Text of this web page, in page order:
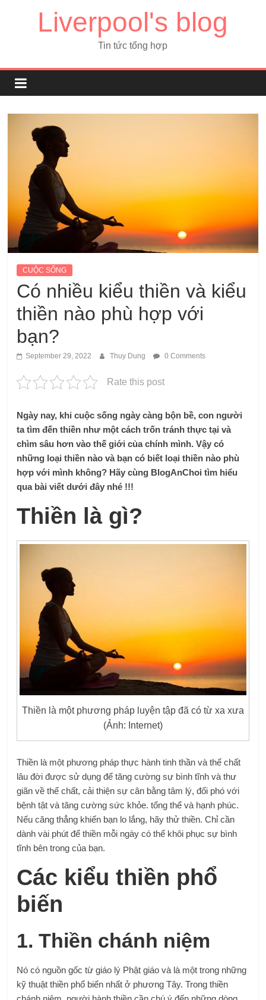
Liverpool's blog
Tin tức tổng hợp
CUỘC SỐNG
Có nhiều kiểu thiền và kiểu
thiền nào phù hợp với
bạn?
September 29, 2022 Thuy Dung 0 Comments
Rate this post
Ngày nay, khi cuộc sống ngày càng bộn bề, con người
ta tìm đến thiền như một cách trốn tránh thực tại và
chìm sâu hơn vào thế giới của chính mình. Vậy có
những loại thiền nào và bạn có biết loại thiền nào phù
hợp với mình không? Hãy cùng BlogAnChoi tìm hiểu
qua bài viết dưới đây nhé !!!
Thiền là gì?
Thiền là một phương pháp luyện tập đã có từ xa xưa
(Ảnh: Internet)
Thiền là một phương pháp thực hành tinh thần và thể chất
lâu đời được sử dụng để tăng cường sự bình tĩnh và thư
giãn về thể chất, cải thiện sự cân bằng tâm lý, đối phó với
bệnh tật và tăng cường sức khỏe. tổng thể và hạnh phúc.
Nếu căng thẳng khiến bạn lo lắng, hãy thử thiền. Chỉ cần
dành vài phút để thiền mỗi ngày có thể khôi phục sự bình
tĩnh bên trong của bạn.
Các kiểu thiền phổ
biến
1. Thiền chánh niệm
Nó có nguồn gốc từ giáo lý Phật giáo và là một trong những
kỹ thuật thiền phổ biến nhất ở phương Tây. Trong thiền